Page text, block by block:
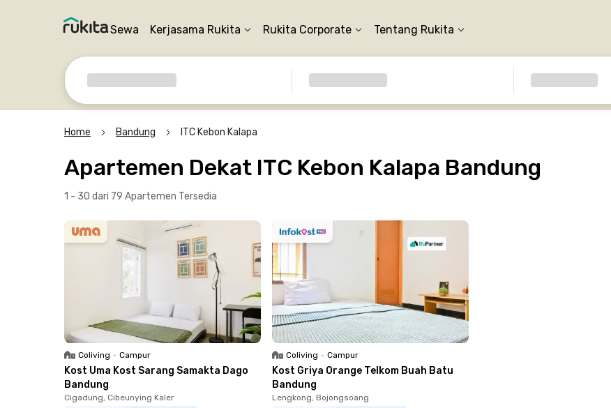
Sewa Kerjasama Rukita Rukita Corporate Tentang Rukita
Home Bandung ITC Kebon Kalapa
Apartemen Dekat ITC Kebon Kalapa Bandung
1 - 30 dari 79 Apartemen Tersedia
Coliving • Campur
Kost Uma Kost Sarang Samakta Dago
Bandung
Cigadung, Cibeunying Kaler
Coliving • Campur
Kost Griya Orange Telkom Buah Batu
Bandung
Lengkong, Bojongsoang